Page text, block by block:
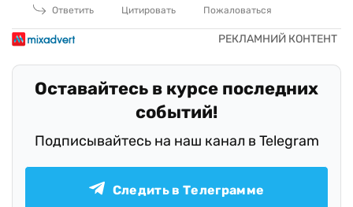
Ответить
Цитировать Пожаловаться
Оставайтесь в курсе последних
событий!
Подписывайтесь на наш канал в Telegram
Следить в Телеграмме